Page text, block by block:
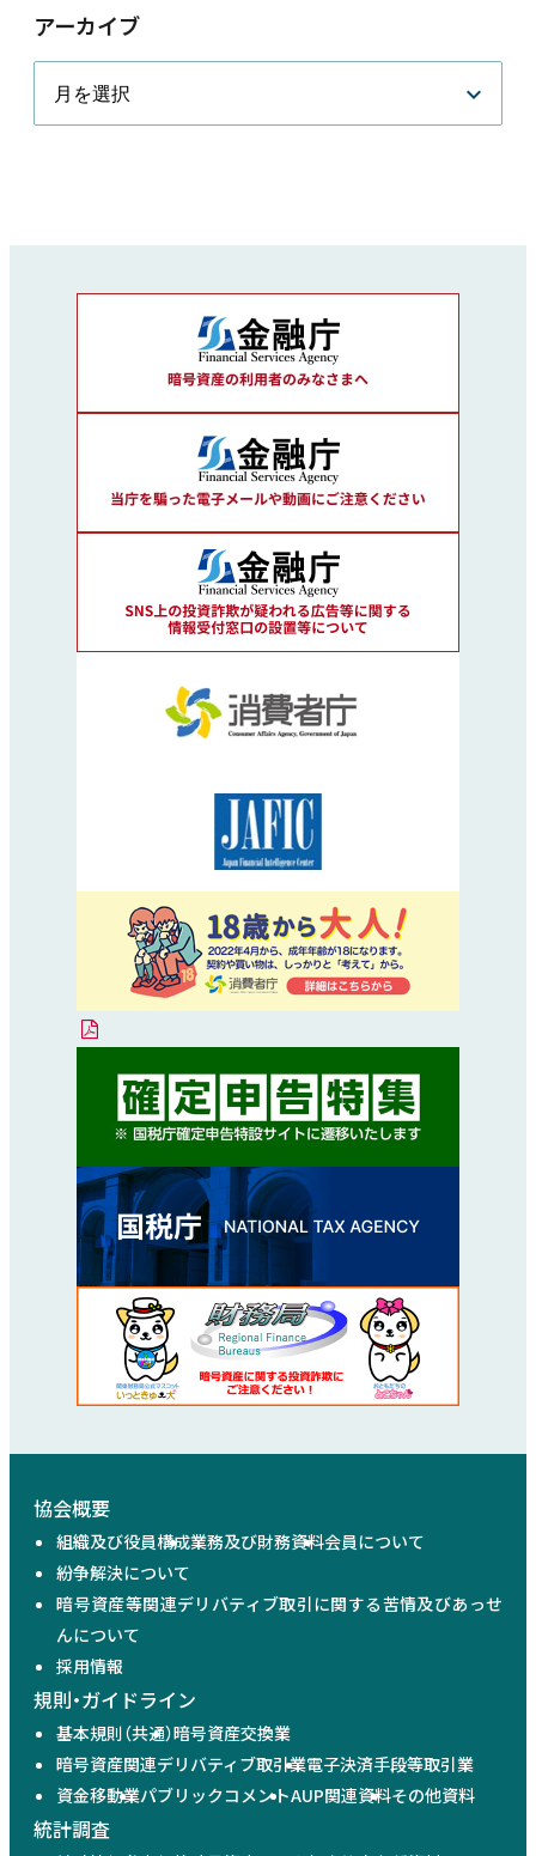
アーカイブ
協会概要
組織及び役員構成業務及び財務資料会員について
紛争解決について
暗号資産等関連デリバティブ取引に関する苦情及びあっせ
んについて
採用情報
規則・ガイドライン
基本規則（共通）暗号資産交換業
暗号資産関連デリバティブ取引業電子決済手段等取引業
資金移動業パブリックコメントAUP関連資料その他資料
統計調査